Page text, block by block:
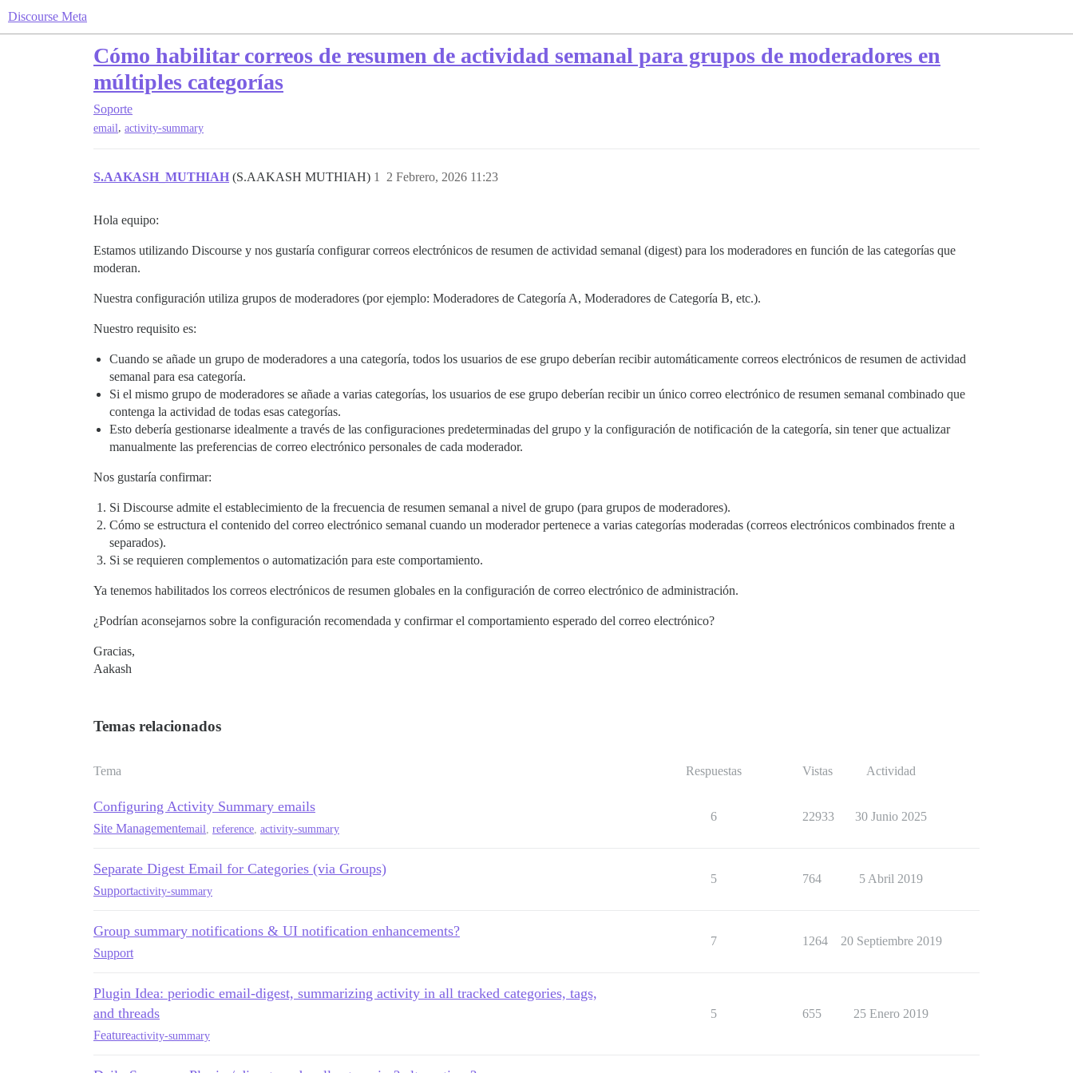
Discourse Meta
Cómo habilitar correos de resumen de actividad semanal para grupos de moderadores en
múltiples categorías
Soporte
email, activity-summary
S.AAKASH_MUTHIAH (S.AAKASH MUTHIAH) 2 Febrero, 2026 11:23
1
Hola equipo:
Estamos utilizando Discourse y nos gustaría configurar correos electrónicos de resumen de actividad semanal (digest) para los moderadores en función de las categorías que
moderan.
Nuestra configuración utiliza grupos de moderadores (por ejemplo: Moderadores de Categoría A, Moderadores de Categoría B, etc.).
Nuestro requisito es:
Cuando se añade un grupo de moderadores a una categoría, todos los usuarios de ese grupo deberían recibir automáticamente correos electrónicos de resumen de actividad
semanal para esa categoría.
Si el mismo grupo de moderadores se añade a varias categorías, los usuarios de ese grupo deberían recibir un único correo electrónico de resumen semanal combinado que
contenga la actividad de todas esas categorías.
Esto debería gestionarse idealmente a través de las configuraciones predeterminadas del grupo y la configuración de notificación de la categoría, sin tener que actualizar
manualmente las preferencias de correo electrónico personales de cada moderador.
Nos gustaría confirmar:
Si Discourse admite el establecimiento de la frecuencia de resumen semanal a nivel de grupo (para grupos de moderadores).
Cómo se estructura el contenido del correo electrónico semanal cuando un moderador pertenece a varias categorías moderadas (correos electrónicos combinados frente a
separados).
Si se requieren complementos o automatización para este comportamiento.
Ya tenemos habilitados los correos electrónicos de resumen globales en la configuración de correo electrónico de administración.
¿Podrían aconsejarnos sobre la configuración recomendada y confirmar el comportamiento esperado del correo electrónico?
Gracias,
Aakash
Temas relacionados
Tema Respuestas Vistas Actividad
Configuring Activity Summary emails
Site Managementemail reference activity-summary
6 22933 30 Junio 2025
Separate Digest Email for Categories (via Groups)
Supportactivity-summary
5 764 5 Abril 2019
Group summary notifications & UI notification enhancements?
Support
7 1264 20 Septiembre 2019
Plugin Idea: periodic email-digest, summarizing activity in all tracked categories, tags,
and threads
Featureactivity-summary
5 655 25 Enero 2019